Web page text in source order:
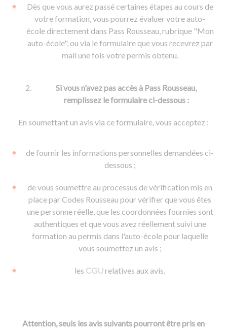
Voir tous les supports
Formation FCO
Formation CACES
Devenir enseignant de la conduite
Ressources
Dès que vous aurez passé certaines étapes au cours de
votre formation, vous pourrez évaluer votre auto-
école directement dans Pass Rousseau, rubrique "Mon
auto-école", ou via le formulaire que vous recevrez par
mail une fois votre permis obtenu.
Si vous n'avez pas accès à Pass Rousseau,
remplissez le formulaire ci-dessous :
En soumettant un avis via ce formulaire, vous acceptez :
de fournir les informations personnelles demandées ci-
dessous ;
de vous soumettre au processus de vérification mis en
place par Codes Rousseau pour vérifier que vous êtes
une personne réelle, que les coordonnées fournies sont
authentiques et que vous avez réellement suivi une
formation au permis dans l'auto-école pour laquelle
vous soumettez un avis ;
les CGUrelatives aux avis.
Attention, seuls les avis suivants pourront être pris en